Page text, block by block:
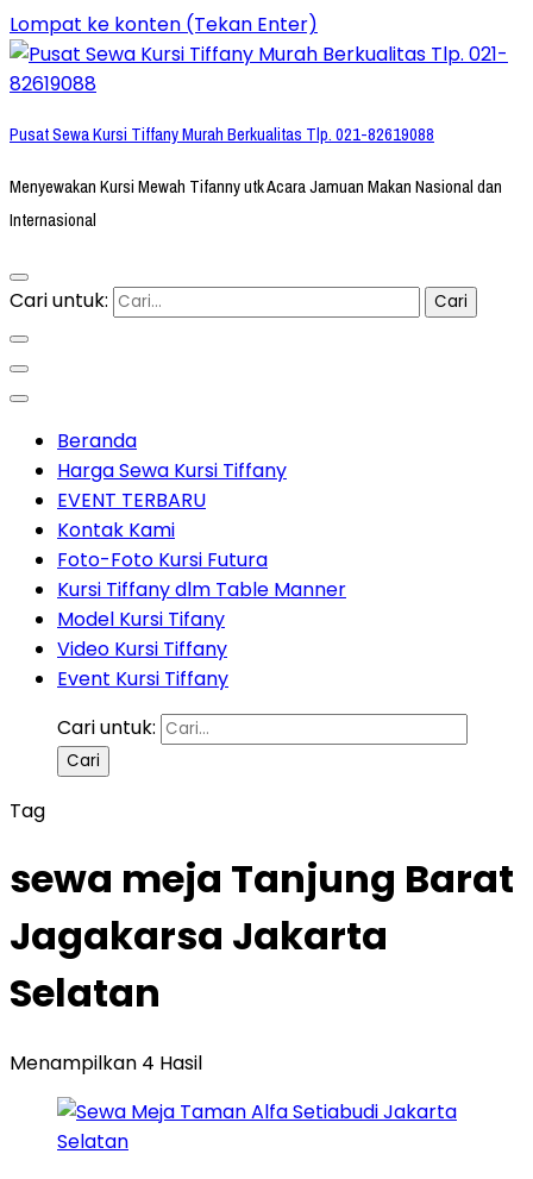
Lompat ke konten (Tekan Enter)
Pusat Sewa Kursi Tiffany Murah Berkualitas Tlp. 021-82619088
Menyewakan Kursi Mewah Tifanny utk Acara Jamuan Makan Nasional dan
Internasional
Cari untuk:
Beranda
Harga Sewa Kursi Tiffany
EVENT TERBARU
Kontak Kami
Foto-Foto Kursi Futura
Kursi Tiffany dlm Table Manner
Model Kursi Tifany
Video Kursi Tiffany
Event Kursi Tiffany
Cari untuk:
Tag
sewa meja Tanjung Barat
Jagakarsa Jakarta
Selatan
Menampilkan 4 Hasil